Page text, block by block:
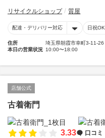
リサイクルショップ 質屋
配達・デリバリー対応 日祝OK
住所
埼玉県朝霞市幸町3-11-26
本日の営業状況 10:00〜18:00
店舗公式
古着衛門
3.33 口コミ